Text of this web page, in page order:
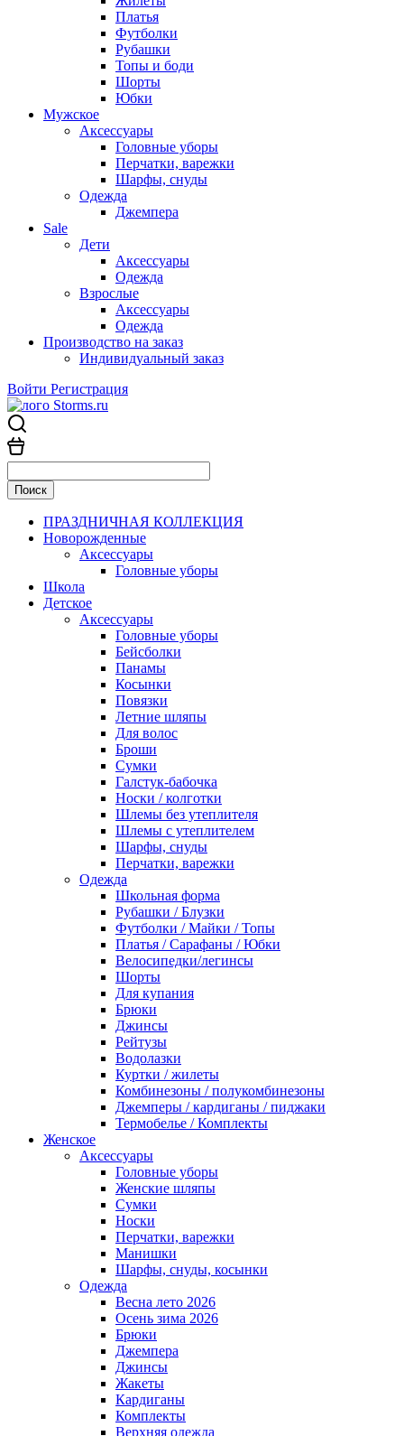
Платья
Футболки
Рубашки
Топы и боди
Шорты
Юбки
Мужское
Аксессуары
Головные уборы
Перчатки, варежки
Шарфы, снуды
Одежда
Джемпера
Sale
Дети
Аксессуары
Одежда
Взрослые
Аксессуары
Одежда
Производство на заказ
Индивидуальный заказ
Войти Регистрация
ПРАЗДНИЧНАЯ КОЛЛЕКЦИЯ
Новорожденные
Аксессуары
Головные уборы
Школа
Детское
Аксессуары
Головные уборы
Бейсболки
Панамы
Косынки
Повязки
Летние шляпы
Для волос
Броши
Сумки
Галстук-бабочка
Носки / колготки
Шлемы без утеплителя
Шлемы с утеплителем
Шарфы, снуды
Перчатки, варежки
Одежда
Школьная форма
Рубашки / Блузки
Футболки / Майки / Топы
Платья / Сарафаны / Юбки
Велосипедки/легинсы
Шорты
Для купания
Брюки
Джинсы
Рейтузы
Водолазки
Куртки / жилеты
Комбинезоны / полукомбинезоны
Джемперы / кардиганы / пиджаки
Термобелье / Комплекты
Женское
Аксессуары
Головные уборы
Женские шляпы
Сумки
Носки
Перчатки, варежки
Манишки
Шарфы, снуды, косынки
Одежда
Весна лето 2026
Осень зима 2026
Брюки
Джемпера
Джинсы
Жакеты
Кардиганы
Комплекты
Верхняя одежда